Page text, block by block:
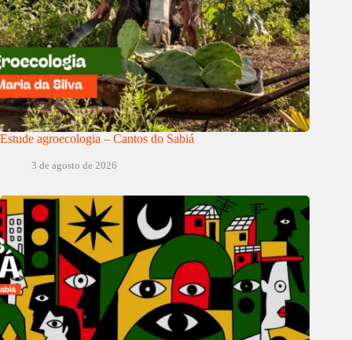
Estude agroecologia – Cantos do Sabiá
3 de agosto de 2026